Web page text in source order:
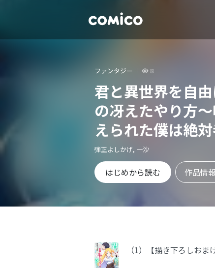
ファンタジー 8
君と異世界を自
の冴えたやり方
えられた僕は絶
た王女を救済する
弾正よしかげ, 一沙
はじめから読む 作品情報
（1）【描き下ろしおま